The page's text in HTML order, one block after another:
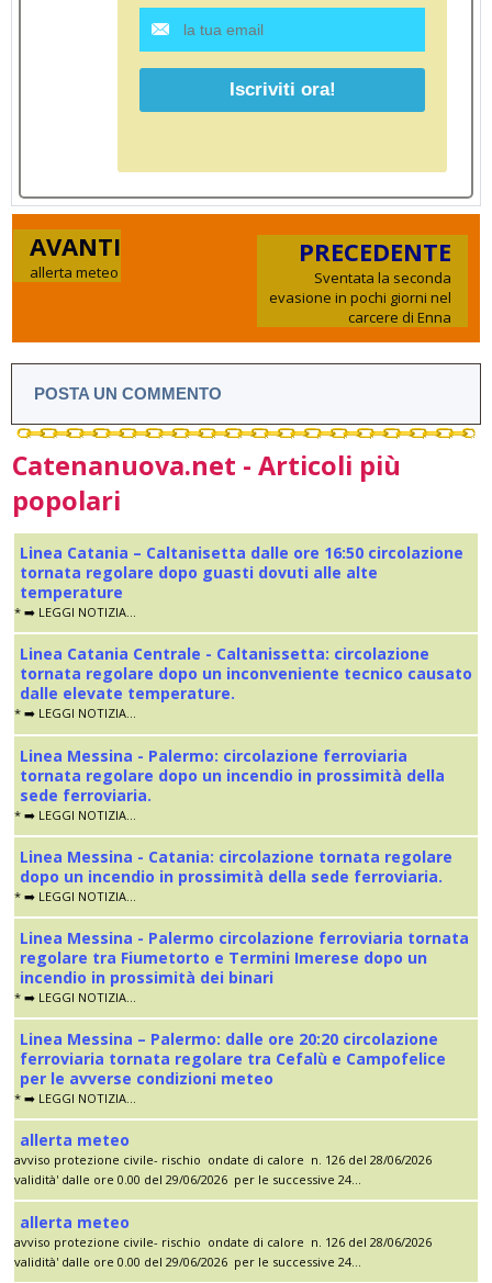
AVANTI
allerta meteo
PRECEDENTE
Sventata la seconda
evasione in pochi giorni nel
carcere di Enna
POSTA UN COMMENTO
Catenanuova.net - Articoli più
popolari
Linea Catania – Caltanisetta dalle ore 16:50 circolazione
tornata regolare dopo guasti dovuti alle alte
temperature
* ➡️ LEGGI NOTIZIA...
Linea Catania Centrale - Caltanissetta: circolazione
tornata regolare dopo un inconveniente tecnico causato
dalle elevate temperature.
* ➡️ LEGGI NOTIZIA...
Linea Messina - Palermo: circolazione ferroviaria
tornata regolare dopo un incendio in prossimità della
sede ferroviaria.
* ➡️ LEGGI NOTIZIA...
Linea Messina - Catania: circolazione tornata regolare
dopo un incendio in prossimità della sede ferroviaria.
* ➡️ LEGGI NOTIZIA...
Linea Messina - Palermo circolazione ferroviaria tornata
regolare tra Fiumetorto e Termini Imerese dopo un
incendio in prossimità dei binari
* ➡️ LEGGI NOTIZIA...
Linea Messina – Palermo: dalle ore 20:20 circolazione
ferroviaria tornata regolare tra Cefalù e Campofelice
per le avverse condizioni meteo
* ➡️ LEGGI NOTIZIA...
allerta meteo
avviso protezione civile- rischio ondate di calore n. 126 del 28/06/2026
validità' dalle ore 0.00 del 29/06/2026 per le successive 24...
allerta meteo
avviso protezione civile- rischio ondate di calore n. 126 del 28/06/2026
validità' dalle ore 0.00 del 29/06/2026 per le successive 24...